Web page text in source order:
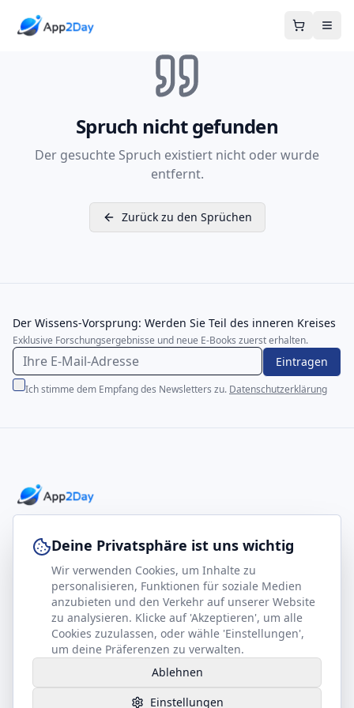
Spruch nicht gefunden
Der gesuchte Spruch existiert nicht oder wurde
entfernt.
Zurück zu den Sprüchen
Der Wissens-Vorsprung: Werden Sie Teil des inneren Kreises
Exklusive Forschungsergebnisse und neue E-Books zuerst erhalten.
Eintragen
Ich stimme dem Empfang des Newsletters zu. Datenschutzerklärung
footer.company
Kontakt
Partner werden
Gesundheits-Kompass
Rechtliches
Impressum
Datenschutz
AGB
Deine Privatsphäre ist uns wichtig
Wir verwenden Cookies, um Inhalte zu
personalisieren, Funktionen für soziale Medien
anzubieten und den Verkehr auf unserer Website
zu analysieren. Klicke auf 'Akzeptieren', um alle
Cookies zuzulassen, oder wähle 'Einstellungen',
um deine Präferenzen zu verwalten.
Ablehnen
Einstellungen
Hilfe benötigt?